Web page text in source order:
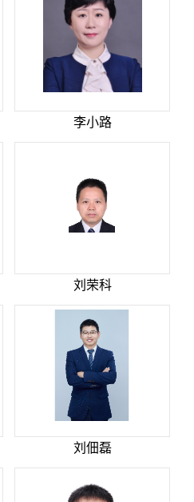
李小路
刘荣科
刘佃磊